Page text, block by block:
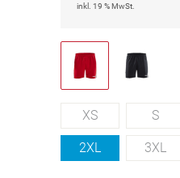
inkl. 19 % MwSt.
XS S
2XL 3XL